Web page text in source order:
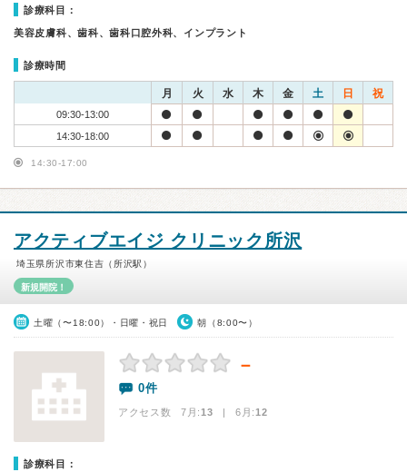
診療科目：
美容皮膚科、歯科、歯科口腔外科、インプラント
診療時間
月 火 水 木 金 土 日 祝
09:30-13:00
14:30-18:00
14:30-17:00
アクティブエイジ クリニック所沢
埼玉県所沢市東住吉（所沢駅）
新規開院！
土曜（〜18:00）・日曜・祝日 朝（8:00〜）
－
0件
アクセス数 7月:13 | 6月:12
診療科目：